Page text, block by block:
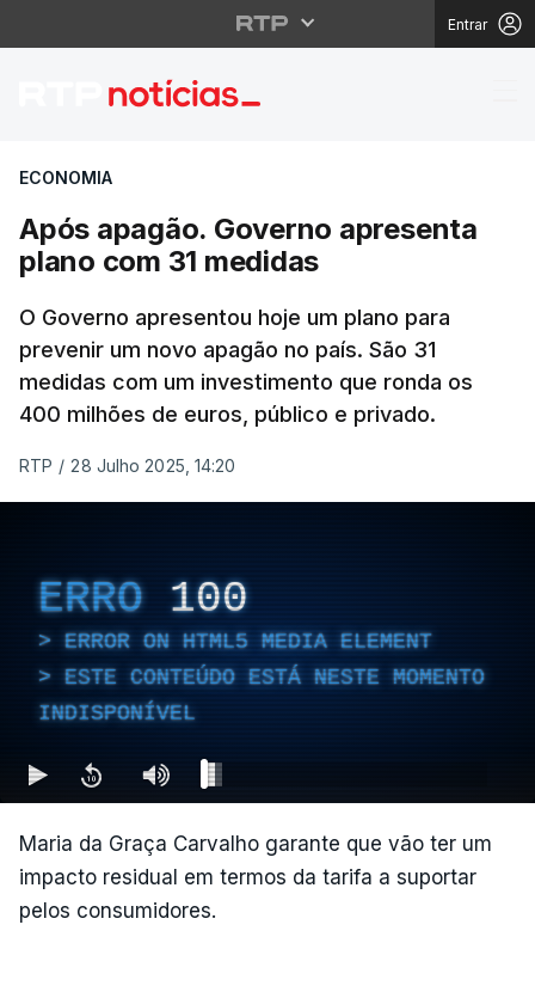
Entrar
Após apagão.
ECONOMIA
Após apagão. Governo apresenta
plano com 31 medidas
O Governo apresentou hoje um plano para
prevenir um novo apagão no país. São 31
medidas com um investimento que ronda os
400 milhões de euros, público e privado.
RTP / 28 Julho 2025, 14:20
ERRO 100
ERROR ON HTML5 MEDIA ELEMENT
ESTE CONTEÚDO ESTÁ NESTE MOMENTO
INDISPONÍVEL
Maria da Graça Carvalho garante que vão ter um
impacto residual em termos da tarifa a suportar
pelos consumidores.